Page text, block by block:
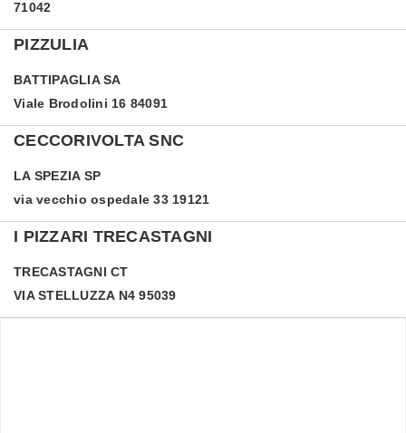
71042
PIZZULIA
BATTIPAGLIA SA
Viale Brodolini 16 84091
CECCORIVOLTA SNC
LA SPEZIA SP
via vecchio ospedale 33 19121
I PIZZARI TRECASTAGNI
TRECASTAGNI CT
VIA STELLUZZA N4 95039